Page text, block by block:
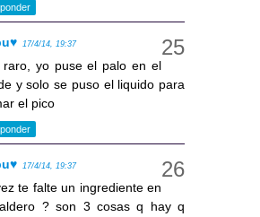
17/4/14, 19:37
raro, yo puse el palo en el
y solo se puso el liquido para
el pico
17/4/14, 19:37
te falte un ingrediente en
? son 3 cosas q hay q